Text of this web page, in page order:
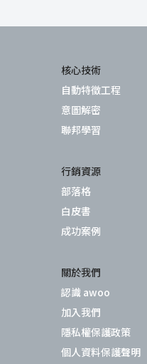
核心技術
自動特徵工程
意圖解密
聯邦學習
行銷資源
部落格
白皮書
成功案例
關於我們
認識 awoo
加入我們
隱私權保護政策
個人資料保護聲明